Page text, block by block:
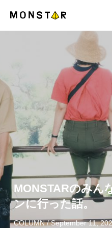
MONSTARのみん
ンに行った話。
COLUMN / September 11,